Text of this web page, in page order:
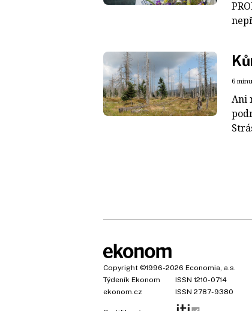
6
Ani
Copyright ©1996-2026 Economia, a.s.
Týdeník Ekonom
ISSN 1210-0714
ekonom.cz
ISSN 2787-9380